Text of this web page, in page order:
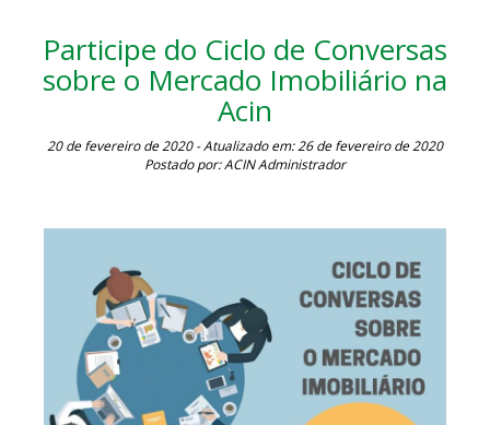
Participe do Ciclo de Conversas
sobre o Mercado Imobiliário na
Acin
20 de fevereiro de 2020 - Atualizado em: 26 de fevereiro de 2020
Postado por: ACIN Administrador